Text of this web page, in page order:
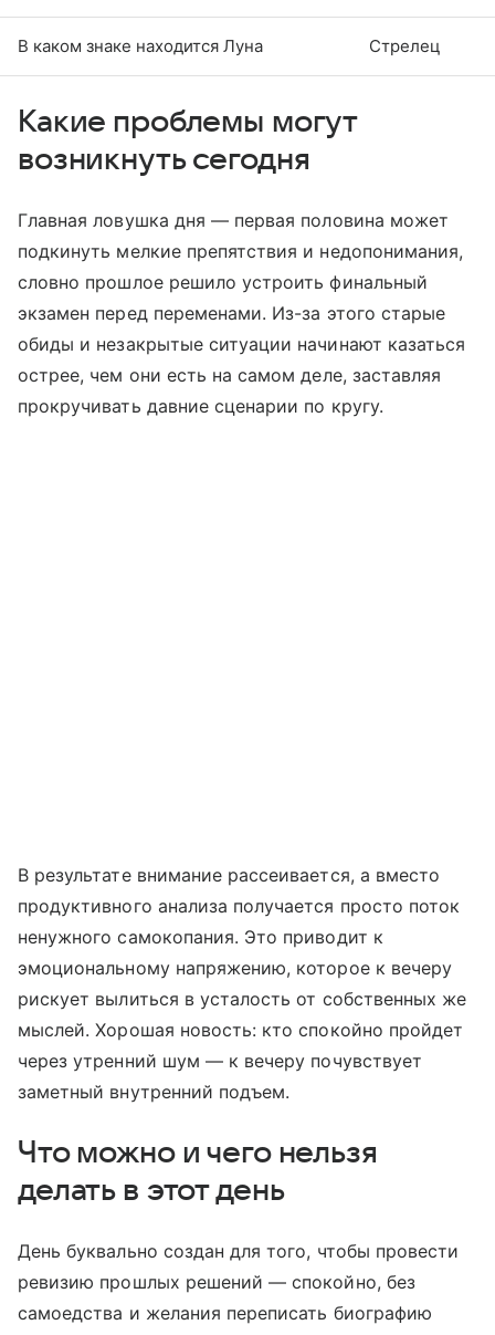
В каком знаке находится Луна Стрелец
Какие проблемы могут
возникнуть сегодня
Главная ловушка дня — первая половина может
подкинуть мелкие препятствия и недопонимания,
словно прошлое решило устроить финальный
экзамен перед переменами. Из-за этого старые
обиды и незакрытые ситуации начинают казаться
острее, чем они есть на самом деле, заставляя
прокручивать давние сценарии по кругу.
В результате внимание рассеивается, а вместо
продуктивного анализа получается просто поток
ненужного самокопания. Это приводит к
эмоциональному напряжению, которое к вечеру
рискует вылиться в усталость от собственных же
мыслей. Хорошая новость: кто спокойно пройдет
через утренний шум — к вечеру почувствует
заметный внутренний подъем.
Что можно и чего нельзя
делать в этот день
День буквально создан для того, чтобы провести
ревизию прошлых решений — спокойно, без
самоедства и желания переписать биографию